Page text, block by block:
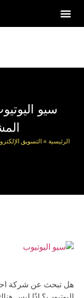
سيو
الرئيسية »التسويق
هل تبحث عن شركة